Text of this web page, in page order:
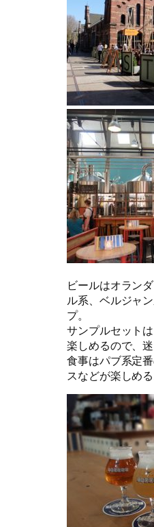
ビールはオラン
ル系、ベルジャ
プ。
サンプルセット
楽しめるので、
食事はパブ系定
スなどが楽しめる